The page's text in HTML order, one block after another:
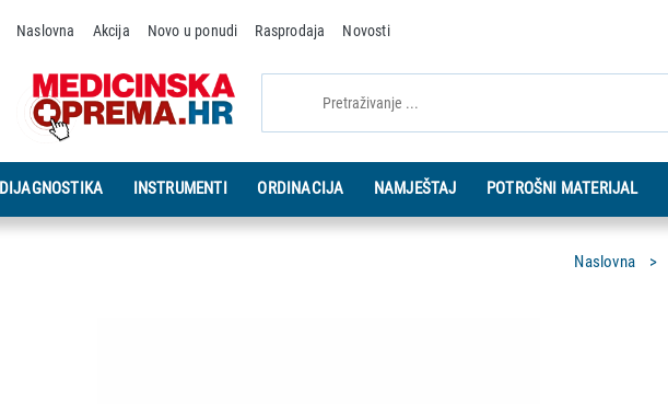
Naslovna Akcija Novo u ponudi Rasprodaja Novosti
INSTRUMENTI ORDINACIJA NAMJEŠTAJ POTROŠNI MATERIJAL
Naslovna